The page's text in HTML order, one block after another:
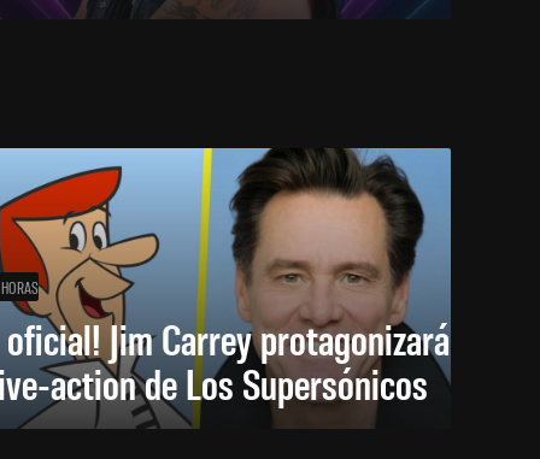
oficial! Jim Carrey protagonizará
action de Los Supersónicos